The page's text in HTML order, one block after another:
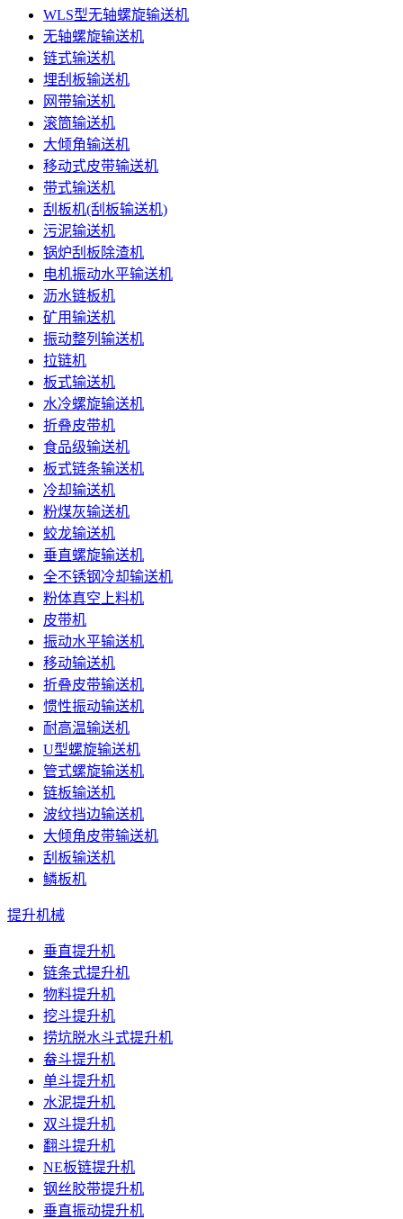
WLS型无轴螺旋输送机
无轴螺旋输送机
链式输送机
埋刮板输送机
网带输送机
滚筒输送机
大倾角输送机
移动式皮带输送机
带式输送机
刮板机(刮板输送机)
污泥输送机
锅炉刮板除渣机
电机振动水平输送机
沥水链板机
矿用输送机
振动整列输送机
拉链机
板式输送机
水冷螺旋输送机
折叠皮带机
食品级输送机
板式链条输送机
冷却输送机
粉煤灰输送机
蛟龙输送机
垂直螺旋输送机
全不锈钢冷却输送机
粉体真空上料机
皮带机
振动水平输送机
移动输送机
折叠皮带输送机
惯性振动输送机
耐高温输送机
U型螺旋输送机
管式螺旋输送机
链板输送机
波纹挡边输送机
大倾角皮带输送机
刮板输送机
鳞板机
提升机械
垂直提升机
链条式提升机
物料提升机
挖斗提升机
捞坑脱水斗式提升机
畚斗提升机
单斗提升机
水泥提升机
双斗提升机
翻斗提升机
NE板链提升机
钢丝胶带提升机
垂直振动提升机